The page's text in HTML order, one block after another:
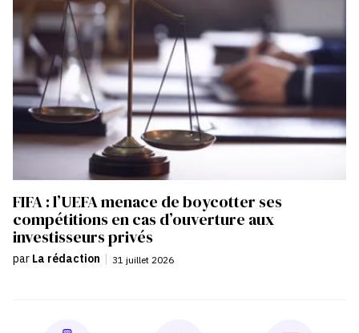
FIFA : l’UEFA menace de boycotter ses
compétitions en cas d’ouverture aux
investisseurs privés
par La rédaction | 31 juillet 2026